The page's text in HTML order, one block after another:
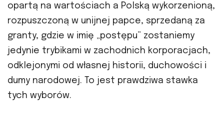
opartą na wartościach a Polską wykorzenioną,
rozpuszczoną w unijnej papce, sprzedaną za
granty, gdzie w imię „postępu” zostaniemy
jedynie trybikami w zachodnich korporacjach,
odklejonymi od własnej historii, duchowości i
dumy narodowej. To jest prawdziwa stawka
tych wyborów.